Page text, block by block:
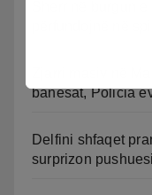
banesat, Policia
Delfini shfaqet
surprizon